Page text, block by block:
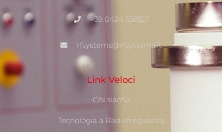
+39 0424 558321
rfsystems@rfsystems.it
Link Veloci
Chi siamo
Tecnologia a Radiofrequenza